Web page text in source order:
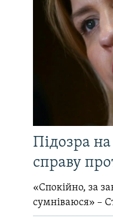
Підозра
справу
«Спокійно, за
сумніваюся» –